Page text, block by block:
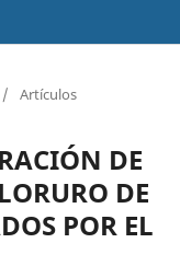
/ Artículos
DE
DE
POR EL